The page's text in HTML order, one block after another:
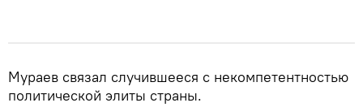
Мураев связал случившееся с некомпетентностью
политической элиты страны.